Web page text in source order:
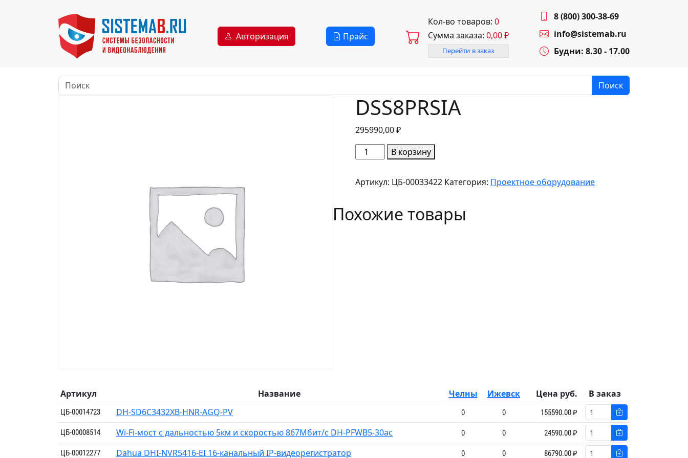
Авторизация Прайс
Кол-во товаров: 0
Сумма заказа: 0,00₽
Перейти в заказ
8 (800) 300-38-69
info@sistemab.ru
Будни: 8.30 - 17.00
Поиск
DSS8PRSIA
295990,00₽
Количество
товара
В корзину
Артикул: ЦБ-00033422 Категория: Проектное оборудование
Похожие товары
Артикул Название Челны Ижевск Цена руб. В заказ
ЦБ-00014723 DH-SD6C3432XB-HNR-AGQ-PV 0 0 155590.00 ₽
ЦБ-00008514 Wi-Fi-мост с дальностью 5км и скоростью 867Мбит/с DH-PFWB5-30ac 0 0 24590.00 ₽
ЦБ-00012277 Dahua DHI-NVR5416-EI 16-канальный IP-видеорегистратор 0 0 86790.00 ₽